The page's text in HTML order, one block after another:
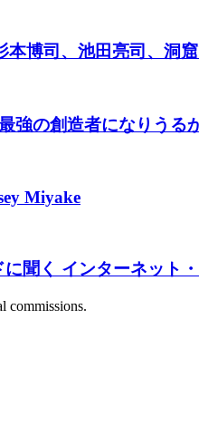
博司、池田亮司、洞窟
強の創造者になりうる
Miyake
聞く インターネット
commissions.